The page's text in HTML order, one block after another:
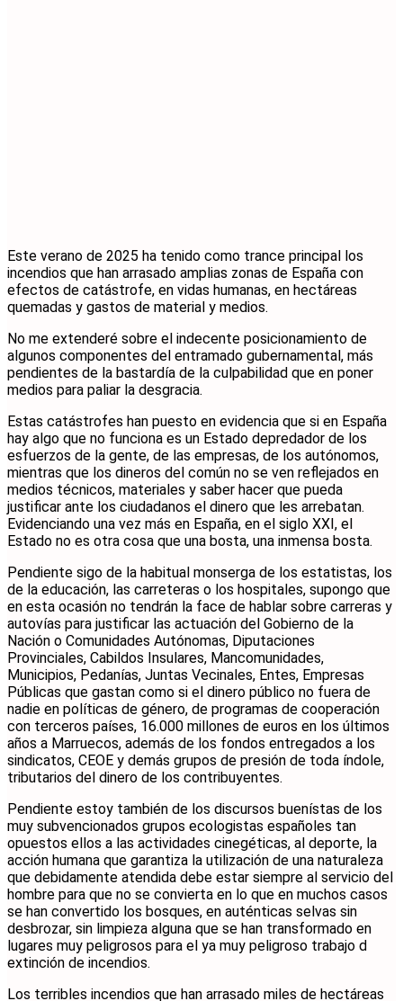
Este verano de 2025 ha tenido como trance principal los
incendios que han arrasado amplias zonas de España con
efectos de catástrofe, en vidas humanas, en hectáreas
quemadas y gastos de material y medios.
No me extenderé sobre el indecente posicionamiento de
algunos componentes del entramado gubernamental, más
pendientes de la bastardía de la culpabilidad que en poner
medios para paliar la desgracia.
Estas catástrofes han puesto en evidencia que si en España
hay algo que no funciona es un Estado depredador de los
esfuerzos de la gente, de las empresas, de los autónomos,
mientras que los dineros del común no se ven reflejados en
medios técnicos, materiales y saber hacer que pueda
justificar ante los ciudadanos el dinero que les arrebatan.
Evidenciando una vez más en España, en el siglo XXI, el
Estado no es otra cosa que una bosta, una inmensa bosta.
Pendiente sigo de la habitual monserga de los estatistas, los
de la educación, las carreteras o los hospitales, supongo que
en esta ocasión no tendrán la face de hablar sobre carreras y
autovías para justificar las actuación del Gobierno de la
Nación o Comunidades Autónomas, Diputaciones
Provinciales, Cabildos Insulares, Mancomunidades,
Municipios, Pedanías, Juntas Vecinales, Entes, Empresas
Públicas que gastan como si el dinero público no fuera de
nadie en políticas de género, de programas de cooperación
con terceros países, 16.000 millones de euros en los últimos
años a Marruecos, además de los fondos entregados a los
sindicatos, CEOE y demás grupos de presión de toda índole,
tributarios del dinero de los contribuyentes.
Pendiente estoy también de los discursos buenístas de los
muy subvencionados grupos ecologistas españoles tan
opuestos ellos a las actividades cinegéticas, al deporte, la
acción humana que garantiza la utilización de una naturaleza
que debidamente atendida debe estar siempre al servicio del
hombre para que no se convierta en lo que en muchos casos
se han convertido los bosques, en auténticas selvas sin
desbrozar, sin limpieza alguna que se han transformado en
lugares muy peligrosos para el ya muy peligroso trabajo d
extinción de incendios.
Los terribles incendios que han arrasado miles de hectáreas